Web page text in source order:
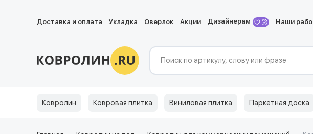
Доставка и оплата Укладка Оверлок Акции Дизайнерам Наши
Ковролин Ковровая плитка Виниловая плитка Паркетная доска